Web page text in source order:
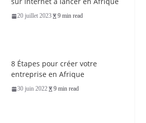
20 juillet 2023 9 min read
8 Étapes pour créer votre
entreprise en Afrique
30 juin 2022 9 min read